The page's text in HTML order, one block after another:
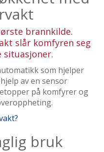
brannkilde.
slår komfyren seg
situasjoner.
som hjelper
av en sensor
på komfyrer og
bruk